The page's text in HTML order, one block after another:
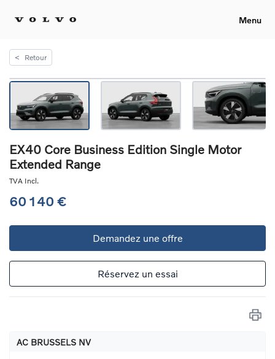
Menu
< Retour
EX40 Core Business Edition Single Motor
Extended Range
TVA Incl.
60 140 €
Demandez une offre
Réservez un essai
AC BRUSSELS NV